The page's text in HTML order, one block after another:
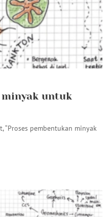
minyak untuk
“Proses pembentukan minyak